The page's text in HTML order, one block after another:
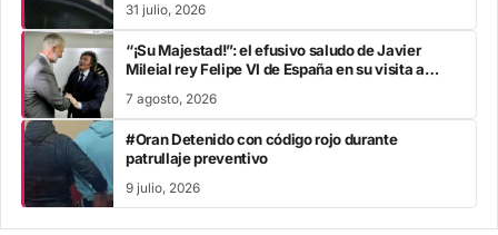
31 julio, 2026
“¡Su Majestad!”: el efusivo saludo de Javier
Mileial rey Felipe VI de España en su visita a
7 agosto, 2026
#Oran Detenido con código rojo durante
patrullaje preventivo
9 julio, 2026